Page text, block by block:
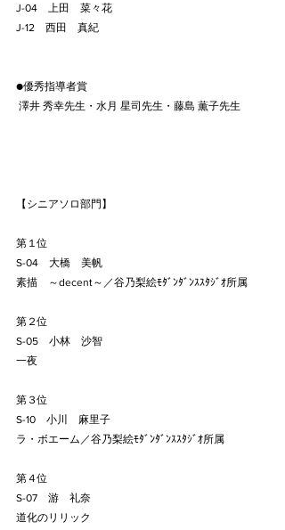
J-04　上田　菜々花
J-12　西田　真紀
●優秀指導者賞
澤井 秀幸先生・水月 星司先生・藤島 薫子先生
【シニアソロ部門】
第１位
S-04　大橋　美帆
素描　～decent～／谷乃梨絵ﾓﾀﾞﾝﾀﾞﾝｽｽﾀｼﾞｵ所属
第２位
S-05　小林　沙智
一夜
第３位
S-10　小川　麻里子
ラ・ボエーム／谷乃梨絵ﾓﾀﾞﾝﾀﾞﾝｽｽﾀｼﾞｵ所属
第４位
S-07　游　礼奈
道化のリリック